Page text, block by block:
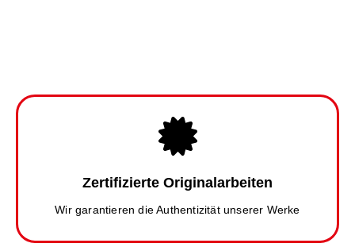
Zertifizierte Originalarbeiten
Wir garantieren die Authentizität unserer Werke